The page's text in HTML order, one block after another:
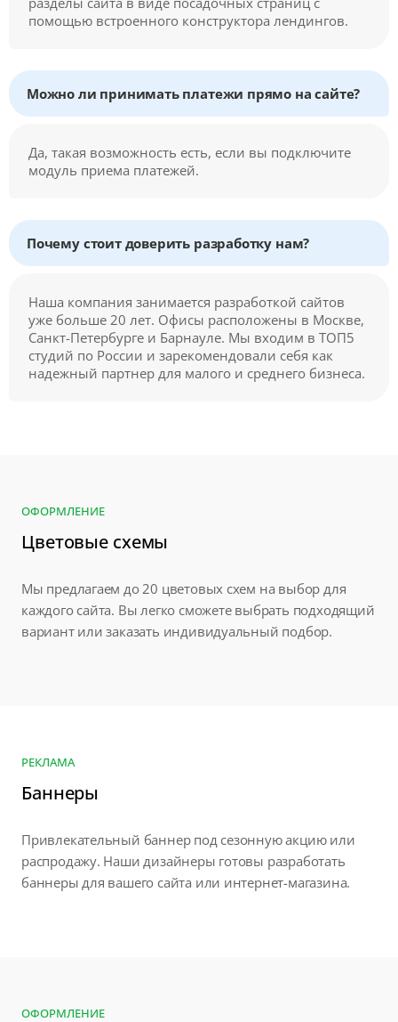
помощью встроенного конструктора лендингов.
Можно ли принимать платежи прямо на сайте?
Да, такая возможность есть, если вы подключите
модуль приема платежей.
Почему стоит доверить разработку нам?
Наша компания занимается разработкой сайтов
уже больше 20 лет. Офисы расположены в Москве,
Санкт-Петербурге и Барнауле. Мы входим в ТОП5
студий по России и зарекомендовали себя как
надежный партнер для малого и среднего бизнеса.
ОФОРМЛЕНИЕ
Цветовые схемы
Мы предлагаем до 20 цветовых схем на выбор для
каждого сайта. Вы легко сможете выбрать подходящий
вариант или заказать индивидуальный подбор.
РЕКЛАМА
Баннеры
Привлекательный баннер под сезонную акцию или
распродажу. Наши дизайнеры готовы разработать
баннеры для вашего сайта или интернет-магазина.
ОФОРМЛЕНИЕ